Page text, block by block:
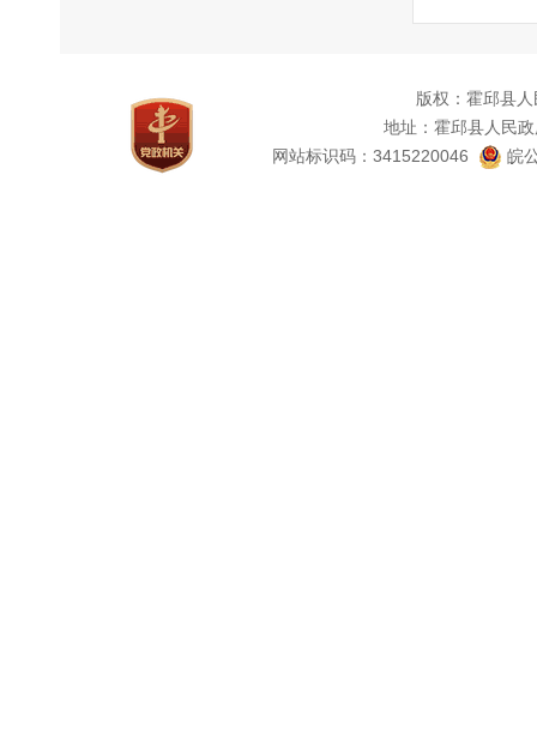
版权：霍邱县
地址：霍邱县人民
网站标识码：3415220046
皖